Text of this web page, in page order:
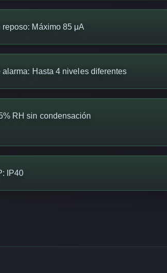
Máximo 85 μA
alarma: Hasta 4 niveles diferentes
RH sin condensación
IP40